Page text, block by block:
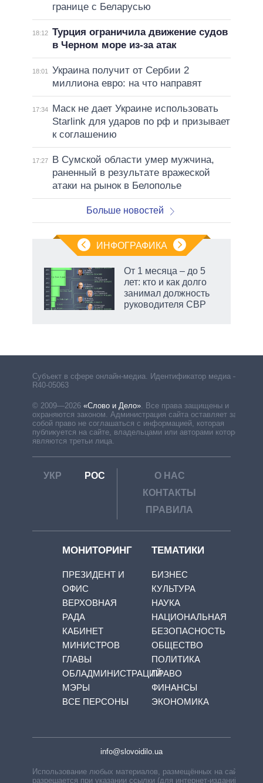
границе с Беларусью
18:12 Турция ограничила движение судов
в Черном море из-за атак
18:01
Украина получит от Сербии 2
миллиона евро: на что направят
17:34
Маск не дает Украине использовать
Starlink для ударов по рф и призывает
к соглашению
17:27
В Сумской области умер мужчина,
раненный в результате вражеской
атаки на рынок в Белополье
Больше новостей
ИНФОГРАФИКА
От 1 месяца – до 5
лет: кто и как долго
занимал должность
руководителя СВР
Субъект в сфере онлайн-медиа. Идентификатор медиа –
R40-05063
© 2009—2026 «Слово и Дело» Все права защищены и
охраняются законом. Администрация сайта оставляет за
собой право не соглашаться с информацией, которая
публикуется на сайте, владельцами или авторами которой
являются третьи лица.
УКР РОС
О НАС
КОНТАКТЫ
ПРАВИЛА
МОНИТОРИНГ
ПРЕЗИДЕНТ И
ОФИС
ВЕРХОВНАЯ
РАДА
КАБИНЕТ
МИНИСТРОВ
ГЛАВЫ
ОБЛАДМИНИСТРАЦИЙ
МЭРЫ
ВСЕ ПЕРСОНЫ
ТЕМАТИКИ
БИЗНЕС
КУЛЬТУРА
НАУКА
НАЦИОНАЛЬНАЯ
БЕЗОПАСНОСТЬ
ОБЩЕСТВО
ПОЛИТИКА
ПРАВО
ФИНАНСЫ
ЭКОНОМИКА
info@slovoidilo.ua
Использование любых материалов, размещённых на сайте,
разрешается при указании ссылки (для интернет-изданий —